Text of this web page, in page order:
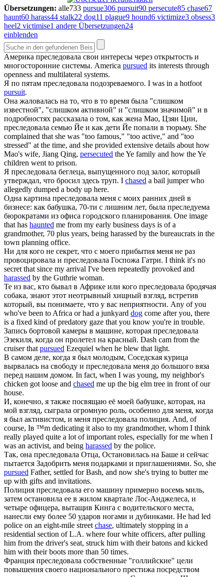
Übersetzungen: alle733 pursue306 pursuit90 persecute85 chase67
haunt60 harass44 stalk22 dog11 plague9 hound6 victimize3 obsess3
heel2 victimise1 andere Übersetzungen24
einblenden
Америка преследовала свои интересы через открытость и
многосторонние системы. America pursued its interests through
openness and multilateral systems.
Я по пятам преследовала подозреваемого. I was in a hotfoot
pursuit.
Она жаловалась на то, что в то время была "слишком
известной", "слишком активной" и "слишком значимой" и в
подробностях рассказала о том, как жена Мао, Цзян Цин,
преследовала семью Йе и как дети Йе попали в тюрьму. She
complained that she was "too famous," "too active," and "too
stressed" at the time, and she provided extensive details about how
Mao's wife, Jiang Qing, persecuted the Ye family and how the Ye
children went to prison.
Я преследовала беглеца, выпущенного под залог, который
утверждал, что бросил здесь труп. I chased a bail jumper who
allegedly dumped a body up here.
Одна картина преследовала меня с моих ранних дней в
бизнесе: как бабушка, 70-ти с лишним лет, была преследуема
бюрократами из офиса городского планирования. One image
that has haunted me from my early business days is of a
grandmother, 70 plus years, being harassed by the bureaucrats in the
town planning office.
Ни для кого не секрет, что с моего прибытия меня не раз
провоцировала и преследовала Госпожа Гатри. I think it's no
secret that since my arrival I've been repeatedly provoked and
harassed by the Guthrie woman.
Те из вас, кто бывал в Африке или кого преследовала бродячая
собака, знают этот неотрывный хищный взгляд, встретив
который, вы понимаете, что у вас неприятности. Any of you
who've been to Africa or had a junkyard dog come after you, there
is a fixed kind of predatory gaze that you know you're in trouble.
Запись бортовой камеры в машине, которая преследовала
Эзекиля, когда он пролетел на красный. Dash cam from the
cruiser thatpursued Ezequiel when he blew that light.
В самом деле, когда я был молодым, Соседская курица
вырвалась на свободу и преследовала меня до большого вяза
перед нашим домом. In fact, when I was young, my neighbor's
chicken got loose and chased me up the big elm tree in front of our
house.
И, конечно, я также посвящаю её моей бабушке, которая, на
мой взгляд, сыграла огромную роль, особенно для меня, когда
я был активистом, и меня преследовала полиция. And, of
course, Iв ™m dedicating it also to my grandmother, whom I think
really played quite a lot of important roles, especially for me when I
was an activist, and being harassed by the police.
Так, она преследовала Отца, Остановилась на Баше и сейчас
пытается Задобрить меня подарками и приглашениями. So, she
pursued Father, settled for Bash, and now she's trying to butter me
up with gifts and invitations.
Полиция преследовала его машину примерно восемь миль,
затем остановила ее в жилом квартале Лос-Анджелеса, и
четыре офицера, вытащив Кинга с водительского места,
нанесли ему более 50 ударов ногами и дубинками. He had led
police on an eight-mile streetchase, ultimately stopping in a
residential section of L.A. where four white officers, after pulling
him from the driver's seat, struck him with their batons and kicked
him with their boots more than 50 times.
Франция преследовала собственные "голлийские" цели
повышения своего национального престижа посредством